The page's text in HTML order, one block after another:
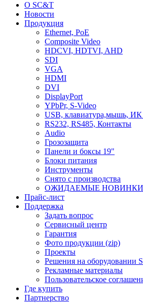
О SC&T
Новости
Продукция
Ethernet, PoE
Composite Video
HDCVI, HDTVI, AHD
SDI
VGA
HDMI
DVI
DisplayPort
YPbPr, S-Video
USB, клавиатура,мышь, ИК
RS232, RS485, Контакты
Audio
Грозозащита
Панели и боксы 19"
Блоки питания
Инструменты
Снято с производства
ОЖИДАЕМЫЕ НОВИНКИ
Прайс-лист
Поддержка
Задать вопрос
Сервисный центр
Гарантия
Фото продукции (zip)
Проекты
Решения на оборудовании
Рекламные материалы
Пользовательское
Где купить
Партнерство